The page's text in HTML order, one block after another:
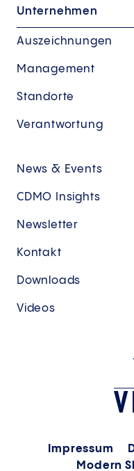
Unternehmen
Auszeichnungen
Management
Standorte
Verantwortung
News & Events
CDMO Insights
Newsletter
Kontakt
Downloads
Videos
Impressum
Modern